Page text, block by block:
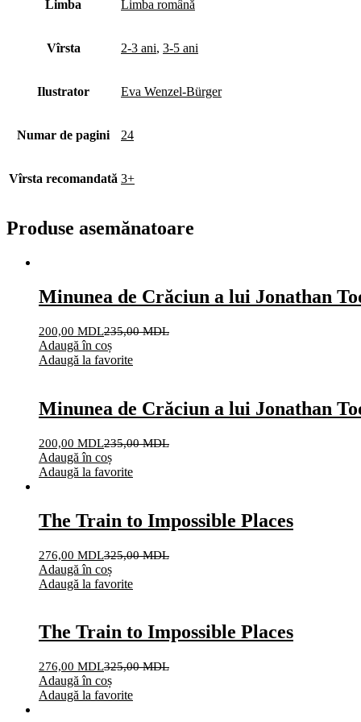
Limba Limba română
Vîrsta 2-3 ani, 3-5 ani
Ilustrator Eva Wenzel-Bürger
Numar de pagini 24
Vîrsta recomandată 3+
Produse asemănatoare
Minunea de Crăciun a lui Jonathan
200,00 MDL235,00MDL
Adaugă în coș
Adaugă la favorite
Minunea de Crăciun a lui Jonathan
200,00 MDL235,00MDL
Adaugă în coș
Adaugă la favorite
The Train to Impossible Places
276,00 MDL325,00MDL
Adaugă în coș
Adaugă la favorite
The Train to Impossible Places
276,00 MDL325,00MDL
Adaugă în coș
Adaugă la favorite